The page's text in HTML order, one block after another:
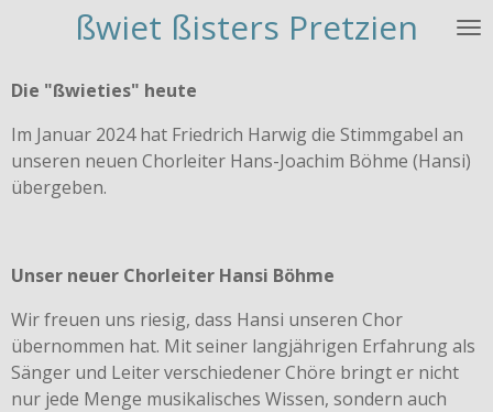
ßwiet ßisters Pretzien
Die "ßwieties" heute
Im Januar 2024 hat Friedrich Harwig die Stimmgabel an
unseren neuen Chorleiter Hans-Joachim Böhme (Hansi)
übergeben.
Unser neuer Chorleiter Hansi Böhme
Wir freuen uns riesig, dass Hansi unseren Chor
übernommen hat. Mit seiner langjährigen Erfahrung als
Sänger und Leiter verschiedener Chöre bringt er nicht
nur jede Menge musikalisches Wissen, sondern auch